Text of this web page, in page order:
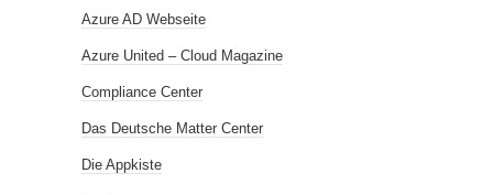
Azure AD Webseite
Azure United – Cloud Magazine
Compliance Center
Das Deutsche Matter Center
Die Appkiste